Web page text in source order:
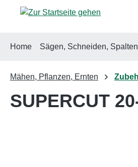
Hauptinhalt springen
Zur Suche springen
Zur Hauptnavigation springen
Home Sägen, Schneiden, Spalten
Mähen, Pflanzen, Ernten
SUPERCUT